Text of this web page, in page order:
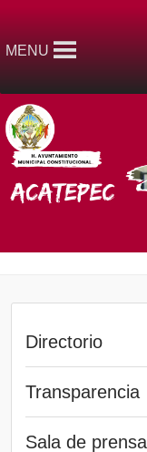
MENU
Directorio
Transparencia
Sala de prensa